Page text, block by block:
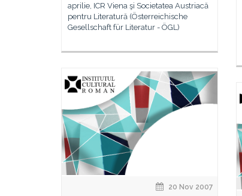
aprilie, ICR Viena şi Societatea Austriacă
pentru Literatură (Österreichische
Gesellschaft für Literatur - ÖGL)
20 Nov 2007